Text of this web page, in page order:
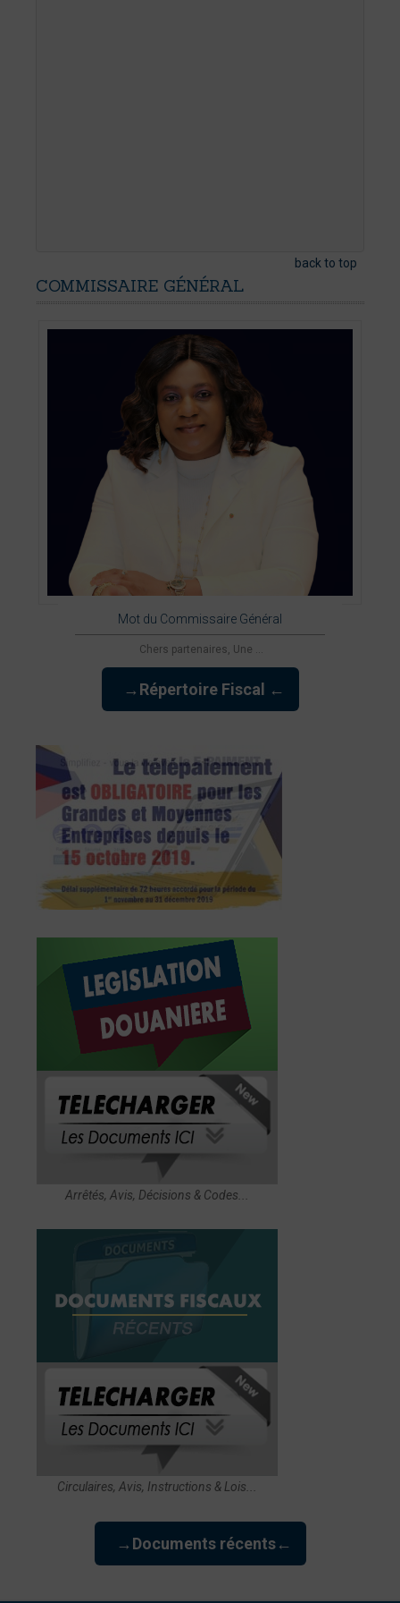
back to top
COMMISSAIRE GÉNÉRAL
Mot du Commissaire Général
Chers partenaires, Une ...
→Répertoire Fiscal ←
Arrêtés, Avis, Décisions & Codes...
Circulaires, Avis, Instructions & Lois...
→Documents récents←